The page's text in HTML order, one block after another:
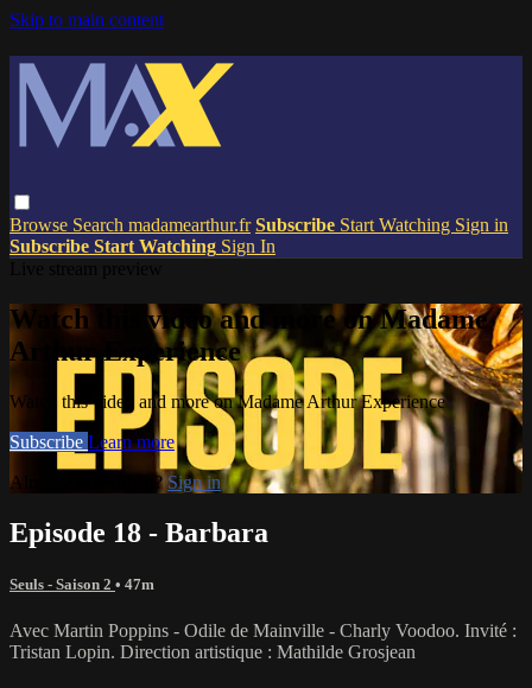
Skip to main content
Browse Search madamearthur.fr Subscribe Start Watching Sign in
Subscribe Start Watching Sign In
Watch this video and more on Madame
Arthur Experience
Watch this video and more on Madame Arthur Experience
Subscribe Learn more
Already subscribed? Sign in
Episode 18 - Barbara
Seuls - Saison 2 • 47m
Avec Martin Poppins - Odile de Mainville - Charly Voodoo. Invité :
Tristan Lopin. Direction artistique : Mathilde Grosjean